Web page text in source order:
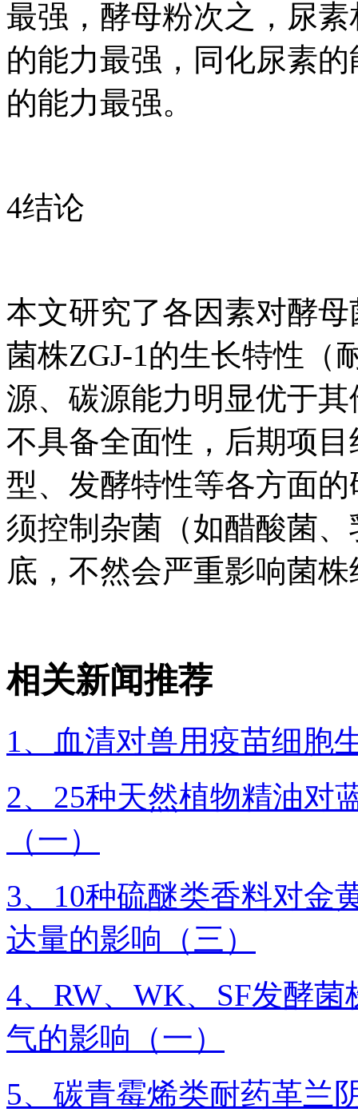
最强，酵母粉次之，尿
的能力最强，同化尿素
的能力最强。
4结论
本文研究了各因素对酵
菌株ZGJ-1的生长特性（
源、碳源能力明显优于
不具备全面性，后期项
型、发酵特性等各方面
须控制杂菌（如醋酸菌
底，不然会严重影响菌
相关新闻推荐
1、血清对兽用疫苗细胞
2、25种天然植物精油对
（一）
3、10种硫醚类香料对金
达量的影响（三）
4、RW、WK、SF发酵
气的影响（一）
5、碳青霉烯类耐药革兰